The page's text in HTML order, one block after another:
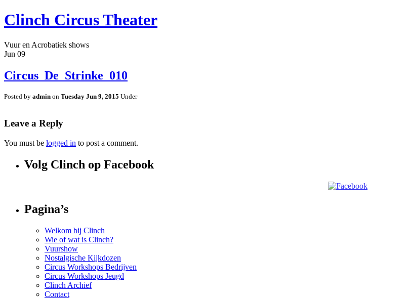
Clinch Circus Theater
Vuur en Acrobatiek shows
Jun 09
Circus_De_Strinke_010
Posted by admin on Tuesday Jun 9, 2015 Under
Leave a Reply
You must be logged in to post a comment.
Volg Clinch op Facebook
Pagina’s
Welkom bij Clinch
Wie of wat is Clinch?
Vuurshow
Nostalgische Kijkdozen
Circus Workshops Bedrijven
Circus Workshops Jeugd
Clinch Archief
Contact